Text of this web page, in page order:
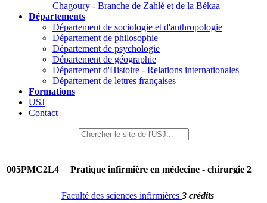
Chagoury - Branche de Zahlé et de la Békaa
Départements
Département de sociologie et d'anthropologie
Département de philosophie
Département de psychologie
Département de géographie
Département d'Histoire - Relations internationales
Département de lettres françaises
Formations
USJ
Contact
005PMC2L4 Pratique infirmière en médecine - chirurgie 2
Faculté des sciences infirmières 3 crédits